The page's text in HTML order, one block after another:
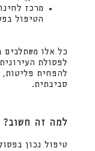
מרכז
הטיפול
כל אלו משתלבים
לפסולת
להפחית פליטות,
סביבתית.
למה זה חשוב?
טיפול נכון